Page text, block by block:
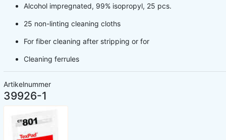
Alcohol impregnated, 99% isopropyl, 25 pcs.
25 non-linting cleaning cloths
For fiber cleaning after stripping or for
Cleaning ferrules
Artikelnummer
39926-1